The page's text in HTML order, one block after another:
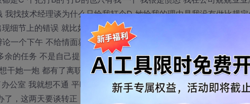
找技术经理谈为什么只给我打个D 她给我的理由是我没有做比规
细节上的错误 就比如说是xml串多了个>什么的 还有说我平时很少
一个下午 不给情面就算了还老拔我冷水 老是抓着代码细节错误和
余的任务 不是自己提出来的不算 明摆着针对我 未果 结果还让忽悠
干她一炮 都有了离职的冲动了 差点没吵起来 算是撕破脸皮了 刚毕
公室 我就想不通 平时我以礼相待 她死活不留情面 真可谓是铁面无
，这两天要谈转正，老板看我这个成绩我还有什么底气谈工资。。